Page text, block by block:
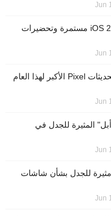
Jun
أبل تكثف جهودها: تحديثات iOS 26 مستمرة وتحضيرات
Jun
جوجل تطلق Android 17 وتحديثات Pixel الأكبر لهذا العام
Jun
المثيرة للجدل في
Jun
للجدل بشأن شاشات
Jun